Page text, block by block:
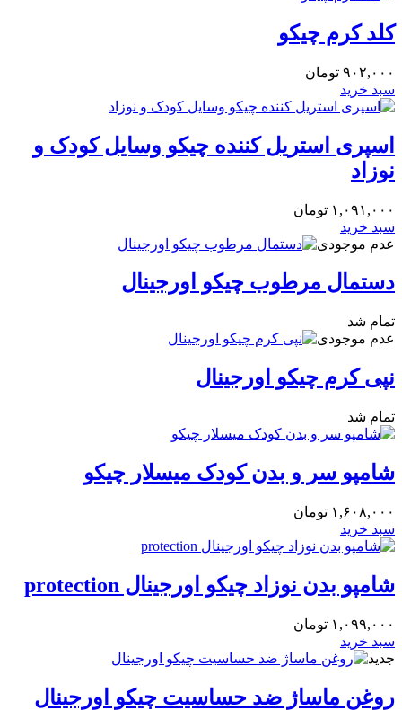
کلد کرم چیکو
۹۰۲,۰۰۰ تومان
سبد خرید
اسپری استریل کننده چیکو وسایل کودک و
نوزاد
۱,۰۹۱,۰۰۰ تومان
سبد خرید
عدم موجودی
دستمال مرطوب چیکو اورجینال
تمام شد
عدم موجودی
نپی کرم چیکو اورجینال
تمام شد
شامپو سر و بدن کودک میسلار چیکو
۱,۶۰۸,۰۰۰ تومان
سبد خرید
شامپو بدن نوزاد چیکو اورجینال protection
۱,۰۹۹,۰۰۰ تومان
سبد خرید
جدید
روغن ماساژ ضد حساسیت چیکو اورجینال